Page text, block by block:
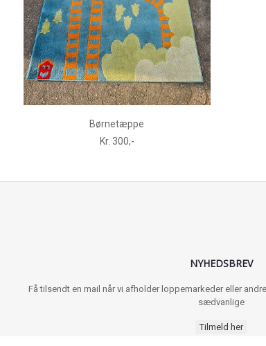
Børnetæppe
Kr. 300,-
NYHEDSBREV
Få tilsendt en mail når vi afholder loppemarkeder eller
sædvanlige
Tilmeld her